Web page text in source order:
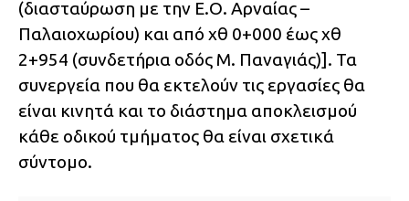
(διασταύρωση με την Ε.Ο. Αρναίας –
Παλαιοχωρίου) και από χθ 0+000 έως χθ
2+954 (συνδετήρια οδός Μ. Παναγιάς)]. Τα
συνεργεία που θα εκτελούν τις εργασίες θα
είναι κινητά και το διάστημα αποκλεισμού
κάθε οδικού τμήματος θα είναι σχετικά
σύντομο.